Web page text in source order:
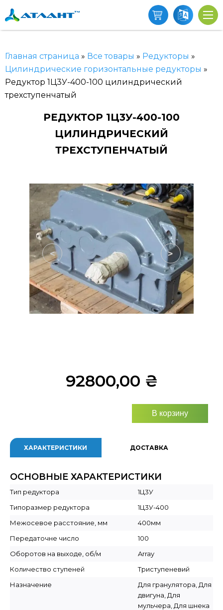
Главная страница » Все товары » Редукторы »
Цилиндрические горизонтальные редукторы »
Редуктор 1Ц3У-400-100 цилиндрический
трехступенчатый
РЕДУКТОР 1Ц3У-400-100
ЦИЛИНДРИЧЕСКИЙ
ТРЕХСТУПЕНЧАТЫЙ
< >
92800,00 ₴
В корзину
ХАРАКТЕРИСТИКИ ДОСТАВКА
ОСНОВНЫЕ ХАРАКТЕРИСТИКИ
Тип редуктора
1Ц3У
Типоразмер редуктора
1Ц3У-400
Межосевое расстояние, мм
400мм
Передаточне число
100
Оборотов на выходе, об/м
Array
Количество ступеней
Триступеневий
Назначение
Для гранулятора, Для
двигуна, Для
мульчера, Для шнека